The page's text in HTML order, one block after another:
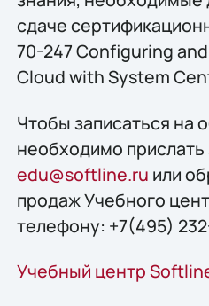
сдаче
70-247 Configuring
Cloud with System
Чтобы записаться на
необходимо прислать
edu@softline.ru или
продаж Учебного
телефону: +7(495)
Учебный центр